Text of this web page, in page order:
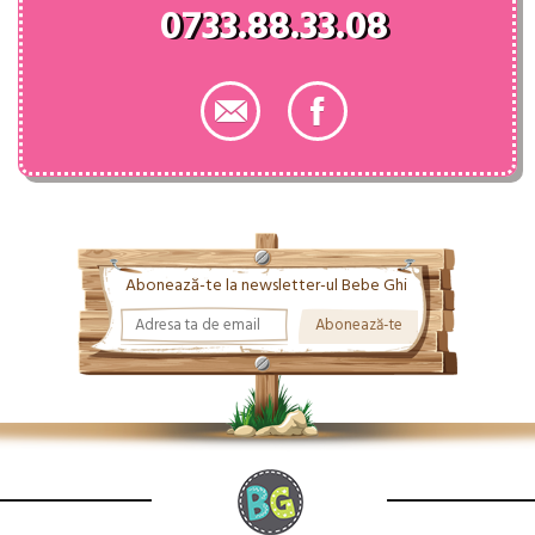
0733.88.33.08
Abonează-te la newsletter-ul Bebe Ghi